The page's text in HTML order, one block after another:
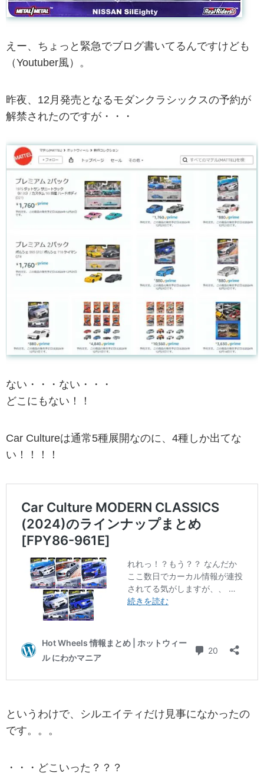
えー、ちょっと緊急でブログ書いてるんですけども
（Youtuber風）。
昨夜、12月発売となるモダンクラシックスの予約が
解禁されたのですが・・・
ない・・・ない・・・
どこにもない！！
Car Cultureは通常5種展開なのに、4種しか出てな
い！！！！
というわけで、シルエイティだけ見事になかったの
です。。。
・・・どこいった？？？